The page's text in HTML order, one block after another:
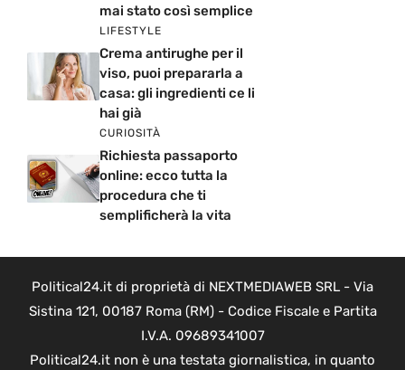
mai stato così semplice
LIFESTYLE
Crema antirughe per il
viso, puoi prepararla a
casa: gli ingredienti ce li
hai già
CURIOSITÀ
Richiesta passaporto
online: ecco tutta la
procedura che ti
semplificherà la vita
Political24.it di proprietà di NEXTMEDIAWEB SRL - Via
Sistina 121, 00187 Roma (RM) - Codice Fiscale e Partita
I.V.A. 09689341007
Political24.it non è una testata giornalistica, in quanto